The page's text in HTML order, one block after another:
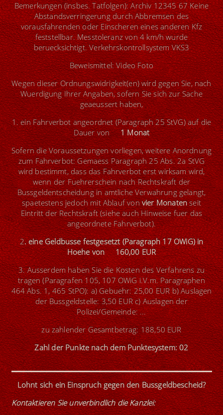
Bemerkungen (insbes. Tatfolgen): Archiv 12345 67 Keine
Abstandsverringerung durch Abbremsen des
vorausfahrenden oder Einscheren eines anderen Kfz
feststellbar. Messtoleranz von 4 km/h wurde
beruecksichtigt. Verkehrskontrollsystem VKS3
Beweismittel: Video Foto
Wegen dieser Ordnungswidrigkeit(en) wird gegen Sie, nach
Wuerdigung Ihrer Angaben, sofern Sie sich zur Sache
geaeussert haben,
1. ein Fahrverbot angeordnet (Paragraph 25 StVG) auf die
Dauer von1 Monat
Sofern die Voraussetzungen vorliegen, weitere Anordnung
zum Fahrverbot: Gemaess Paragraph 25 Abs. 2a StVG
wird bestimmt, dass das Fahrverbot erst wirksam wird,
wenn der Fuehrerschein nach Rechtskraft der
Bussgeldentscheidung in amtliche Verwahrung gelangt,
spaetestens jedoch mit Ablauf vonvier Monatenseit
Eintritt der Rechtskraft (siehe auch Hinweise fuer das
angeordnete Fahrverbot).
2. eine Geldbusse festgesetzt (Paragraph 17 OWiG) in
Hoehe von 160,00 EUR
3. Ausserdem haben Sie die Kosten des Verfahrens zu
tragen (Paragrafen 105, 107 OWiG i.V.m. Paragraphen
464 Abs. 1, 465 StPO): a) Gebuehr: 25,00 EUR b) Auslagen
der Bussgeldstelle: 3,50 EUR c) Auslagen der
Polizei/Gemeinde: ...
zu zahlender Gesamtbetrag: 188,50 EUR
Zahl der Punkte nach dem Punktesystem: 02
Lohnt sich ein Einspruch gegen den Bussgeldbescheid?
Kontaktieren Sie unverbindlich die Kanzlei: